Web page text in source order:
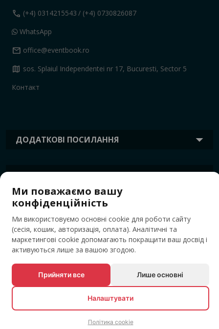
ДОДАТКОВІ ПОСИЛАННЯ
ІНФОРМАЦІЯ
call (+4) 0314215543 / (+4) 0730826087
WhatsApp
mail office@eventbook.ro
map sos. Splaiul Independentei nr 17, Bucuresti, Sector 5
Контакт
ТЕГИ
© Усі права захищені EVENTBOOK SRL.
Ми поважаємо вашу
конфіденційність
Ми використовуємо основні cookie для роботи сайту
(сесія, кошик, авторизація, оплата). Аналітичні та
маркетингові cookie допомагають покращити ваш досвід і
активуються лише за вашою згодою.
Прийняти все Лише основні
Налаштувати
Політика cookie